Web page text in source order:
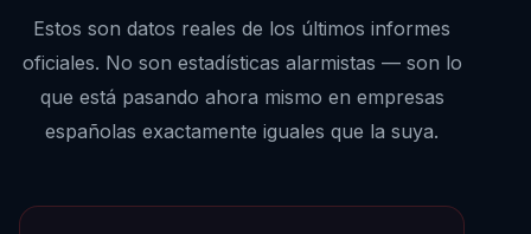
Estos son datos reales de los últimos informes
oficiales. No son estadísticas alarmistas — son lo
que está pasando ahora mismo en empresas
españolas exactamente iguales que la suya.